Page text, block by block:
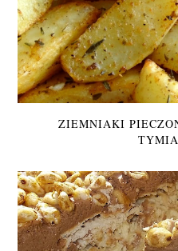
ZIEMNIAKI